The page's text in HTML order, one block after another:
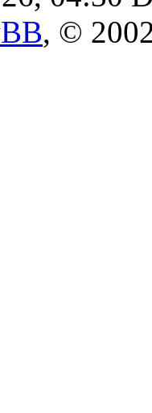
, ©